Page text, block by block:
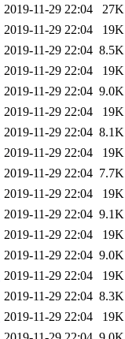
2019-11-29 22:04
27K
2019-11-29 22:04
19K
2019-11-29 22:04 8.5K
2019-11-29 22:04
19K
2019-11-29 22:04 9.0K
2019-11-29 22:04
19K
2019-11-29 22:04 8.1K
2019-11-29 22:04
19K
2019-11-29 22:04 7.7K
2019-11-29 22:04
19K
2019-11-29 22:04 9.1K
2019-11-29 22:04
19K
2019-11-29 22:04 9.0K
2019-11-29 22:04
19K
2019-11-29 22:04 8.3K
2019-11-29 22:04
19K